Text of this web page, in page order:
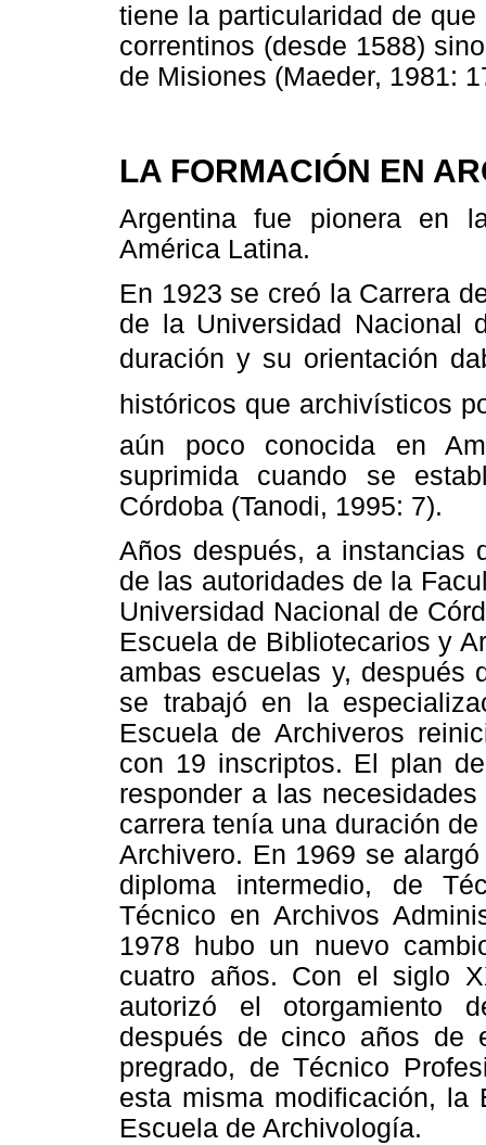
tiene la particularidad de
correntinos (desde 1588)
de Misiones (Maeder, 1981:
LA FORMACIÓN EN
Argentina fue pionera en
América Latina.
En 1923 se creó la Carrera
de la Universidad Nacional
duración y su orientación
históricos que archivísticos
aún poco conocida en
suprimida cuando se
Córdoba (Tanodi, 1995: 7).
Años después, a instancias
de las autoridades de la
Universidad Nacional de
Escuela de Bibliotecarios y
ambas escuelas y, después
se trabajó en la
Escuela de Archiveros
con 19 inscriptos. El plan
responder a las
carrera tenía una duración
Archivero. En 1969 se
diploma intermedio, de
Técnico en Archivos
1978 hubo un nuevo
cuatro años. Con el siglo
autorizó el otorgamiento
después de cinco años de
pregrado, de Técnico
esta misma modificación, la
Escuela de Archivología.